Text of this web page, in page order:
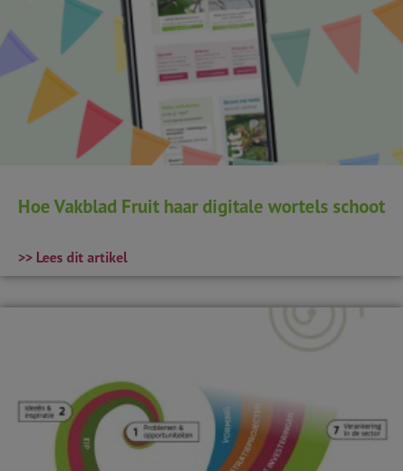
Hoe Vakblad Fruit haar digitale wortels schoot
>> Lees dit artikel